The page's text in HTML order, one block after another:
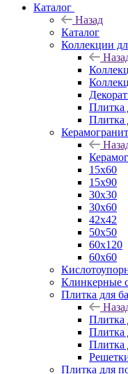
Каталог
Назад
Каталог
Коллекции
Плитка
Плитка
Керамогранит
15х60
15x90
30х30
30х60
42х42
50х50
60х120
60х60
Клинкерные
Плитка для
Плитка
Плитка
Плитка
Плитка для